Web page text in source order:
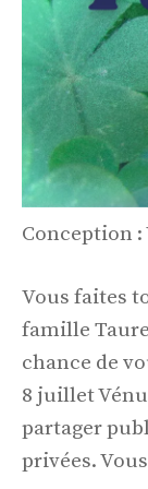
Conception :
Vous faites
famille
chance de
8 juillet
partager
privées.